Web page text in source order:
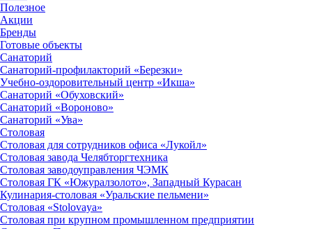
Полезное
Акции
Бренды
Готовые объекты
Санаторий
Санаторий-профилакторий «Березки»
Учебно-оздоровительный центр «Икша»
Санаторий «Обуховский»
Санаторий «Вороново»
Санаторий «Ува»
Столовая
Столовая для сотрудников офиса «Лукойл»
Столовая завода Челябторгтехника
Столовая заводоуправления ЧЭМК
Столовая ГК «Южуралзолото», Западный Курасан
Кулинария-столовая «Уральские пельмени»
Столовая «Stolovaya»
Столовая при крупном промышленном предприятии